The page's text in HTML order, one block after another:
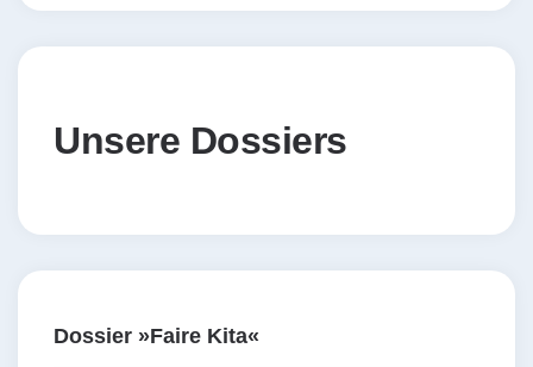
Unsere Dossiers
Dossier »Faire Kita«